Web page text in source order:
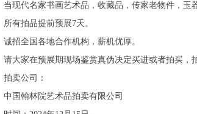
当现代名家书画艺术品，收藏品，传家老物件，玉
所有拍品提前预展7天。
诚招全国各地合作机构，薪机优厚。
请大家在预展期现场鉴赏真伪决定买进或者拍买，
拍卖公司：
中国翰林院艺术品拍卖有限公司